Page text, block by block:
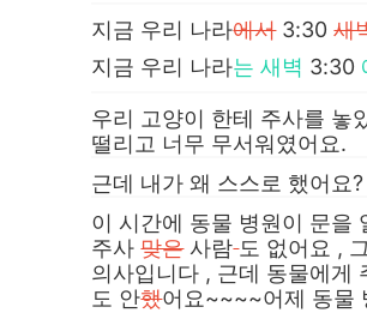
지금 우리 나라에서3:30새
지금 우리 나라는 새벽 3:30
우리 고양이 한테 주사를 놓
떨리고 너무 무서워였어요.
근데 내가 왜 스스로 했어요?
이 시간에 동물 병원이 문을
주사맞은사람 도 없어요 ,
의사입니다 , 근데 동물에게
도 안했어요~~~~어제 동물